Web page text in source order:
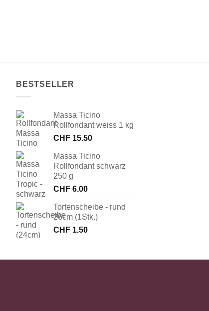
BESTSELLER
Massa Ticino
Rollfondant weiss 1 kg
CHF 15.50
Massa Ticino
Rollfondant schwarz
250 g
CHF 6.00
Tortenscheibe - rund
26cm (1Stk.)
CHF 1.50